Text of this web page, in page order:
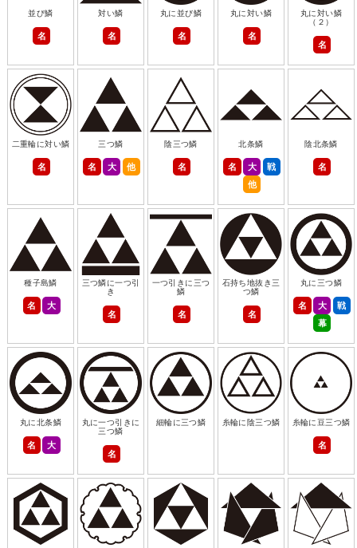
並び鱗
名
対い鱗
名
丸に並び鱗
名
丸に対い鱗
名
丸に対い鱗
（２）
名
二重輪に対い鱗
名
三つ鱗
名 大 他
陰三つ鱗
名
北条鱗
名 大
戦
他
陰北条鱗
名
種子島鱗
名 大
三つ鱗に一つ引
き
名
一つ引きに三つ
鱗
名
石持ち地抜き三
つ鱗
名
丸に三つ鱗
名 大
戦
幕
丸に北条鱗
名 大
丸に一つ引きに
三つ鱗
名
細輪に三つ鱗 糸輪に陰三つ鱗 糸輪に豆三つ鱗
名